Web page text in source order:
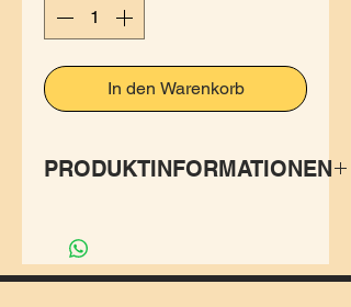
In den Warenkorb
PRODUKTINFORMATIONEN
Möglichkeit den Bund
runterzukrämpeln.